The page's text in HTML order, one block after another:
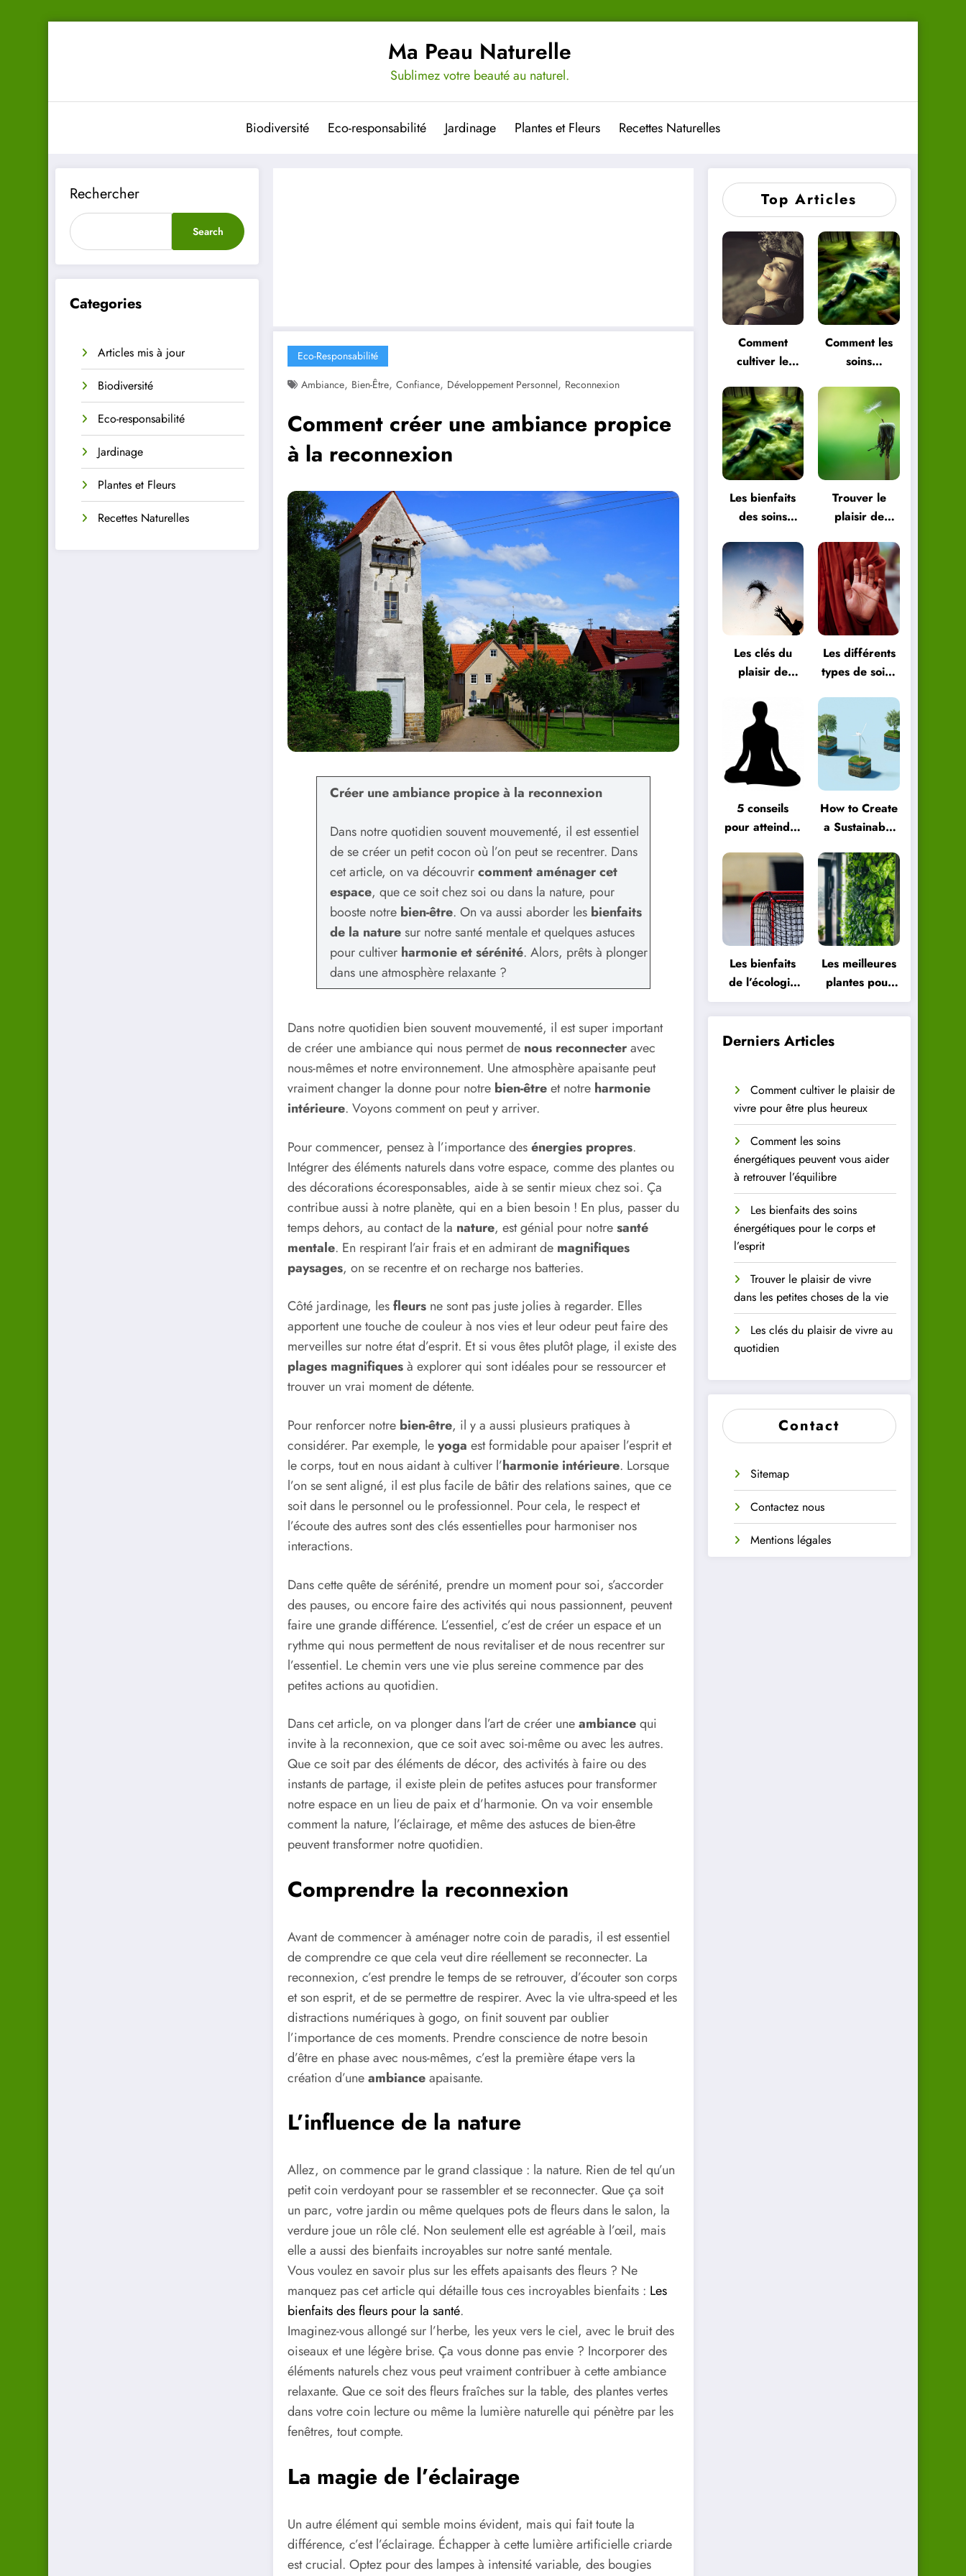
Ma Peau Naturelle
Sublimez votre beauté au naturel.
Biodiversité Eco-responsabilité Jardinage Plantes et Fleurs Recettes Naturelles
Rechercher
Search
Categories
Articles mis à jour
Biodiversité
Eco-responsabilité
Jardinage
Plantes et Fleurs
Recettes Naturelles
Eco-Responsabilité
Ambiance, Bien-Être, Confiance, Développement Personnel, Reconnexion
Comment créer une ambiance propice
à la reconnexion
Créer une ambiance propice à la reconnexion
Dans notre quotidien souvent mouvementé, il est essentiel
de se créer un petit cocon où l’on peut se recentrer. Dans
cet article, on va découvrircomment aménager cet
espace, que ce soit chez soi ou dans la nature, pour
booste notre bien-être. On va aussi aborder les bienfaits
de la naturesur notre santé mentale et quelques astuces
pour cultiver harmonie et sérénité. Alors, prêts à plonger
dans une atmosphère relaxante ?
Dans notre quotidien bien souvent mouvementé, il est super important
de créer une ambiance qui nous permet de nous reconnecteravec
nous-mêmes et notre environnement. Une atmosphère apaisante peut
vraiment changer la donne pour notre bien-êtreet notre harmonie
intérieure. Voyons comment on peut y arriver.
Pour commencer, pensez à l’importance desénergies propres.
Intégrer des éléments naturels dans votre espace, comme des plantes ou
des décorations écoresponsables, aide à se sentir mieux chez soi. Ça
contribue aussi à notre planète, qui en a bien besoin ! En plus, passer du
temps dehors, au contact de la nature, est génial pour notresanté
mentale. En respirant l’air frais et en admirant de magnifiques
paysages, on se recentre et on recharge nos batteries.
Côté jardinage, lesfleursne sont pas juste jolies à regarder. Elles
apportent une touche de couleur à nos vies et leur odeur peut faire des
merveilles sur notre état d’esprit. Et si vous êtes plutôt plage, il existe des
plages magnifiquesà explorer qui sont idéales pour se ressourcer et
trouver un vrai moment de détente.
Pour renforcer notre bien-être, il y a aussi plusieurs pratiques à
considérer. Par exemple, leyoga est formidable pour apaiser l’esprit et
le corps, tout en nous aidant à cultiver l’harmonie intérieure. Lorsque
l’on se sent aligné, il est plus facile de bâtir des relations saines, que ce
soit dans le personnel ou le professionnel. Pour cela, le respect et
l’écoute des autres sont des clés essentielles pour harmoniser nos
interactions.
Dans cette quête de sérénité, prendre un moment pour soi, s’accorder
des pauses, ou encore faire des activités qui nous passionnent, peuvent
faire une grande différence. L’essentiel, c’est de créer un espace et un
rythme qui nous permettent de nous revitaliser et de nous recentrer sur
l’essentiel. Le chemin vers une vie plus sereine commence par des
petites actions au quotidien.
Dans cet article, on va plonger dans l’art de créer uneambiancequi
invite à la reconnexion, que ce soit avec soi-même ou avec les autres.
Que ce soit par des éléments de décor, des activités à faire ou des
instants de partage, il existe plein de petites astuces pour transformer
notre espace en un lieu de paix et d’harmonie. On va voir ensemble
comment la nature, l’éclairage, et même des astuces de bien-être
peuvent transformer notre quotidien.
Comprendre la reconnexion
Avant de commencer à aménager notre coin de paradis, il est essentiel
de comprendre ce que cela veut dire réellement se reconnecter. La
reconnexion, c’est prendre le temps de se retrouver, d’écouter son corps
et son esprit, et de se permettre de respirer. Avec la vie ultra-speed et les
distractions numériques à gogo, on finit souvent par oublier
l’importance de ces moments. Prendre conscience de notre besoin
d’être en phase avec nous-mêmes, c’est la première étape vers la
création d’uneambianceapaisante.
L’influence de la nature
Allez, on commence par le grand classique : la nature. Rien de tel qu’un
petit coin verdoyant pour se rassembler et se reconnecter. Que ça soit
un parc, votre jardin ou même quelques pots de fleurs dans le salon, la
verdure joue un rôle clé. Non seulement elle est agréable à l’œil, mais
elle a aussi des bienfaits incroyables sur notre santé mentale.
Vous voulez en savoir plus sur les effets apaisants des fleurs ? Ne
manquez pas cet article qui détaille tous ces incroyables bienfaits : Les
bienfaits des fleurs pour la santé.
Imaginez-vous allongé sur l’herbe, les yeux vers le ciel, avec le bruit des
oiseaux et une légère brise. Ça vous donne pas envie ? Incorporer des
éléments naturels chez vous peut vraiment contribuer à cette ambiance
relaxante. Que ce soit des fleurs fraîches sur la table, des plantes vertes
dans votre coin lecture ou même la lumière naturelle qui pénètre par les
fenêtres, tout compte.
La magie de l’éclairage
Un autre élément qui semble moins évident, mais qui fait toute la
différence, c’est l’éclairage. Échapper à cette lumière artificielle criarde
est crucial. Optez pour des lampes à intensité variable, des bougies
Top Articles
Comment
cultiver le
vivre pour
être plus
heureux
Comment les
soins
peuvent vous
aider à
retrouver
l’équilibre
Les bienfaits
des soins
pour le corps
et l’esprit
Trouver le
plaisir de
petites choses
de la vie
Les clés du
plaisir de
quotidien
Les différents
types de soins
et comment
les choisir
5 conseils
pour atteindre
global
How to Create
a Sustainable
Lifestyle
Les bienfaits
de l’écologie
intérieure
pour votre
santé
Les meilleures
plantes pour
purifier l’air
de votre
Derniers Articles
Comment cultiver le plaisir de
vivre pour être plus heureux
Comment les soins
énergétiques peuvent vous aider
à retrouver l’équilibre
Les bienfaits des soins
énergétiques pour le corps et
l’esprit
Trouver le plaisir de vivre
dans les petites choses de la vie
Les clés du plaisir de vivre au
quotidien
Contact
Sitemap
Contactez nous
Mentions légales